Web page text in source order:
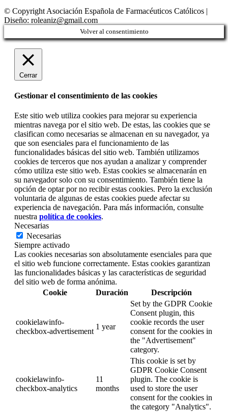
© Copyright Asociación Española de Farmacéuticos Católicos |
Diseño: roleaniz@gmail.com
Volver al consentimiento
Cerrar
Gestionar el consentimiento de las cookies
Este sitio web utiliza cookies para mejorar su experiencia
mientras navega por el sitio web. De estas, las cookies que se
clasifican como necesarias se almacenan en su navegador, ya
que son esenciales para el funcionamiento de las
funcionalidades básicas del sitio web. También utilizamos
cookies de terceros que nos ayudan a analizar y comprender
cómo utiliza este sitio web. Estas cookies se almacenarán en
su navegador solo con su consentimiento. También tiene la
opción de optar por no recibir estas cookies. Pero la exclusión
voluntaria de algunas de estas cookies puede afectar su
experiencia de navegación. Para más información, consulte
nuestra política de cookies.
Necesarias
Necesarias
Siempre activado
Las cookies necesarias son absolutamente esenciales para que
el sitio web funcione correctamente. Estas cookies garantizan
las funcionalidades básicas y las características de seguridad
del sitio web de forma anónima.
Cookie
Duración Descripción
cookielawinfo-
checkbox-advertisement
1 year
Set by the GDPR Cookie
Consent plugin, this
cookie records the user
consent for the cookies in
the "Advertisement"
category.
cookielawinfo-
checkbox-analytics
11
months
This cookie is set by
GDPR Cookie Consent
plugin. The cookie is
used to store the user
consent for the cookies in
the category "Analytics".